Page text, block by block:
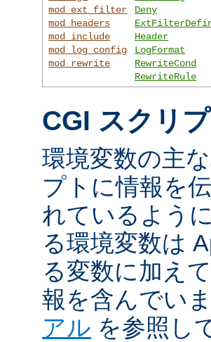
mod_ext_filter
mod_headers
mod_include
mod_log_config
mod_rewrite
Deny
Header
LogFormat
RewriteCond
RewriteRule
CGI スクリ
環境変数の主
プトに情報を
れているよう
る環境変数は
る変数に加え
報を含んでい
アル を参照し